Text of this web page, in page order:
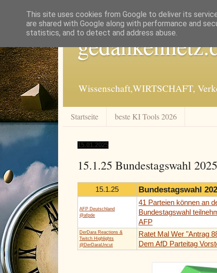
Wissenschaft,WIRTSCHAFT,
Startseite beste KI Tools 2026
15.01.2025
15.1.25 Bundestagswahl 2025
15.1.25 Bundestagswahl
AFP Deutschland
@afpde
41 Parteien können an
Bundestagswahl
AFP
DerDara Reactions &
Twitch Highlights
@DerDaraUncut
Ratet Mal Wer "Antrag
Dem AfD Parteitag
This site uses cookies from Google to deliver its
are shared with Google along with performance and
statistics, and to detect and address abuse.